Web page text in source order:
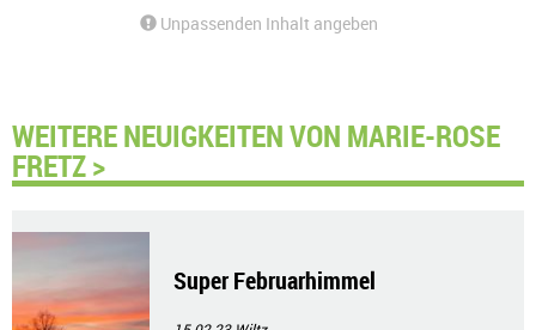
Unpassenden Inhalt angeben
WEITERE NEUIGKEITEN VON MARIE-ROSE
FRETZ >
Super Februarhimmel